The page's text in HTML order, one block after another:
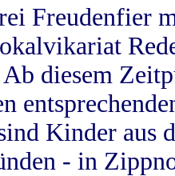
Freudenfier
diesem
Kinder aus
- in